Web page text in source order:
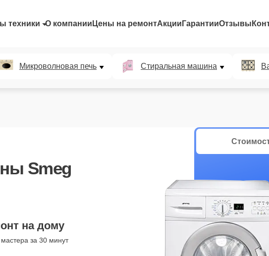
техники О компании Цены на ремонтАкции ГарантииОтзывы
Микроволновая печь Стиральная машина
Smeg
на дому
за 30 минут